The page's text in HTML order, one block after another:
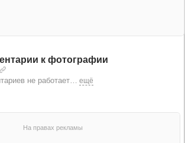
к фотографии
не работает ещё